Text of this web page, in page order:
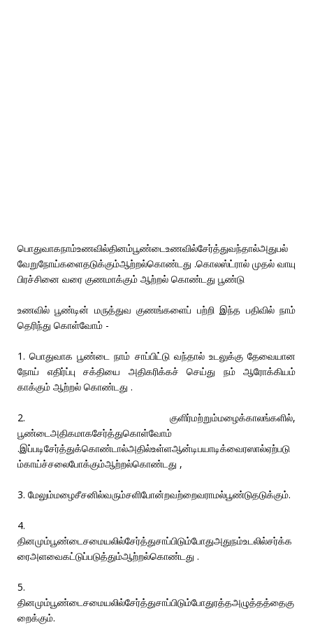
பொதுவாகநாம்உணவில்தினம்பூண்டைஉணவில்சேர்த்துவந்தால்அதுபல்
வேறுநோய்களைதடுக்கும்ஆற்றல்கொண்டது .கொலஸ்ட்ரால் முதல் வாயு
பிரச்சினை வரை குணமாக்கும் ஆற்றல் கொண்டது பூண்டு
உணவில் பூண்டின் மருத்துவ குணங்களைப் பற்றி இந்த பதிவில் நாம்
தெரிந்து கொள்வோம் -
1. பொதுவாக பூண்டை நாம் சாப்பிட்டு வந்தால் உடலுக்கு தேவையான
நோய் எதிர்ப்பு சக்தியை அதிகரிக்கச் செய்து நம் ஆரோக்கியம்
காக்கும் ஆற்றல் கொண்டது .
2. குளிர்மற்றும்மழைக்காலங்களில்,
பூண்டைஅதிகமாகசேர்த்துகொள்வோம்
.இப்படிசேர்த்துக்கொண்டால்அதில்உள்ளஆன்டிபயாடிக்வைரஸால்ஏற்படு
ம்காய்ச்சலைபோக்கும்ஆற்றல்கொண்டது ,
3. மேலும்மழைசீசனில்வரும்சளிபோன்றவற்றைவராமல்பூண்டுதடுக்கும்.
4.
தினமும்பூண்டைசமையலில்சேர்த்துசாப்பிடும்போதுஅதுநம்உடலில்சர்க்க
ரைஅளவைகட்டுப்படுத்தும்ஆற்றல்கொண்டது .
5.
தினமும்பூண்டைசமையலில்சேர்த்துசாப்பிடும்போதுரத்தஅழுத்தத்தைகு
றைக்கும்.